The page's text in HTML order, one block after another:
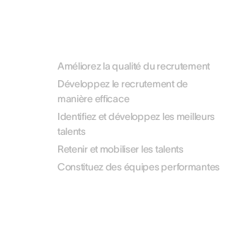
Améliorez la qualité du recrutement
Développez le recrutement de
manière efficace
Identifiez et développez les meilleurs
talents
Retenir et mobiliser les talents
Constituez des équipes performantes